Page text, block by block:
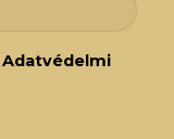
Adatvédelmi